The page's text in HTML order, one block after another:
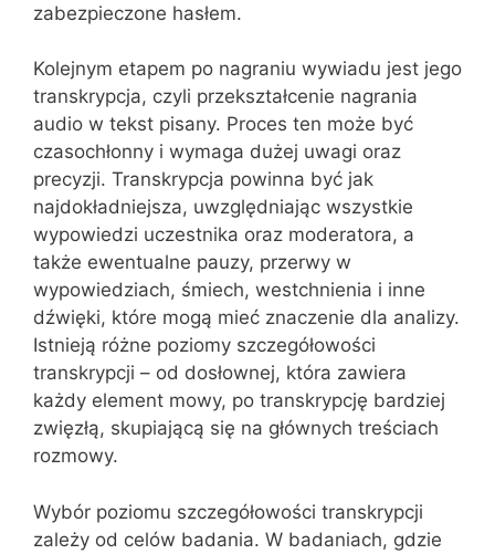
zabezpieczone hasłem.
Kolejnym etapem po nagraniu wywiadu jest jego
transkrypcja, czyli przekształcenie nagrania
audio w tekst pisany. Proces ten może być
czasochłonny i wymaga dużej uwagi oraz
precyzji. Transkrypcja powinna być jak
najdokładniejsza, uwzględniając wszystkie
wypowiedzi uczestnika oraz moderatora, a
także ewentualne pauzy, przerwy w
wypowiedziach, śmiech, westchnienia i inne
dźwięki, które mogą mieć znaczenie dla analizy.
Istnieją różne poziomy szczegółowości
transkrypcji – od dosłownej, która zawiera
każdy element mowy, po transkrypcję bardziej
zwięzłą, skupiającą się na głównych treściach
rozmowy.
Wybór poziomu szczegółowości transkrypcji
zależy od celów badania. W badaniach, gdzie